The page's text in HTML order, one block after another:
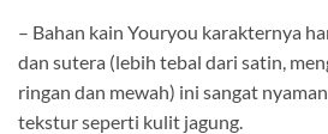
– Bahan kain Youryou karakternya
dan sutera (lebih tebal dari satin,
ringan dan mewah) ini sangat
tekstur seperti kulit jagung.